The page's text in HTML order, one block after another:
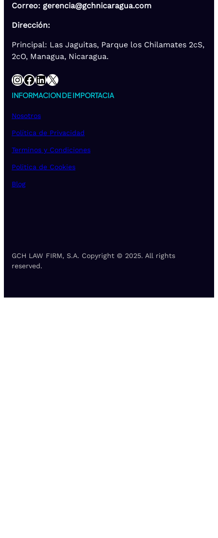
Correo: gerencia@gchnicaragua.com
Dirección:
Principal: Las Jaguitas, Parque los Chilamates 2cS,
2cO, Managua, Nicaragua.
InstagramFacebook LinkedIn X
INFORMACION DE IMPORTACIA
Nosotros
Política de Privacidad
Terminos y Condiciones
Politica de Cookies
Blog
GCH LAW FIRM, S.A. Copyright © 2025. All rights
reserved.